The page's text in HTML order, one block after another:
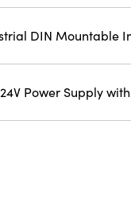
DIN Mountable
24V Power Supply